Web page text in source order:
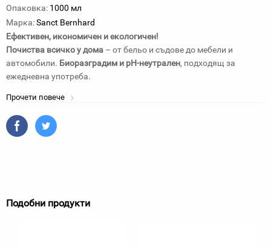
Опаковка: 1000 мл
Марка:Sanct Bernhard
Ефективен, икономичен и екологичен!
Почиства всичко у дома – от бельо и съдове до мебели и
автомобили. Биоразградим и pH-неутрален, подходящ за
ежедневна употреба.
Прочети повече
Подобни продукти